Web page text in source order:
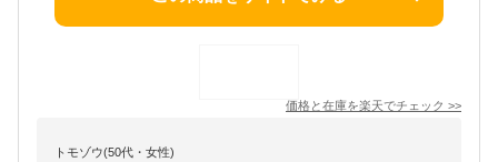
価格と在庫を楽天でチェック >>
トモゾウ(50代・女性)